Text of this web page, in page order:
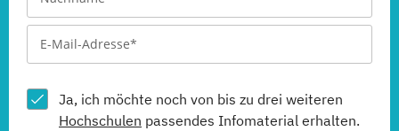
Ja, ich möchte noch von bis zu drei weiteren
Hochschulen passendes Infomaterial erhalten.